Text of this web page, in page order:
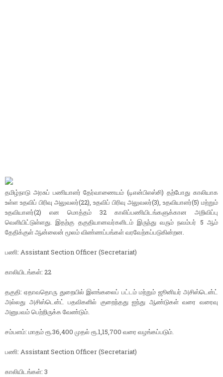
தமிழ்நாடு அரசுப் பணியாளர் தேர்வாணையம் (டிஎன்பிஎஸ்சி) தற்போது காலியாக
உள்ள உதவிப் பிரிவு அலுவலர்(22), உதவிப் பிரிவு அலுவலர்(3), உதவியாளர்(5) மற்றும்
உதவியாளர்(2) என மொத்தம் 32 காலிப்பணியிடங்களுக்கான அறிவிப்பு
வெளியிட்டுள்ளது. இதற்கு தகுதியானவர்களிடம் இருந்து வரும் நவம்பர் 5 ஆம்
தேதிக்குள் ஆன்லைன் மூலம் விண்ணப்பங்கள் வரவேற்கப்படுகின்றன.
பணி: Assistant Section Officer (Secretariat)
காலியிடங்கள்: 22
தகுதி: ஏதாவதொரு துறையில் இளங்கலைப் பட்டம் மற்றும் ஜூனியர் அசிஸ்டென்ட்
அல்லது அசிஸ்டென்ட் பதவிகளில் குறைந்தது ஐந்து ஆண்டுகள் வரை வரைவு
அனுபவம் பெற்றிருக்க வேண்டும்.
சம்பளம்: மாதம் ரூ.36,400 முதல் ரூ.1,15,700 வரை வழங்கப்படும்.
பணி: Assistant Section Officer (Secretariat)
காலியிடங்கள்: 3